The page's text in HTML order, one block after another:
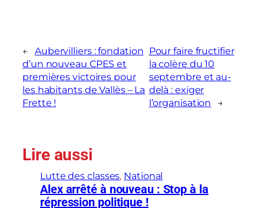
←
Aubervilliers : fondation
d’un nouveau CPES et
premières victoires pour
les habitants de Vallès – La
Frette !
Pour faire fructifier
la colère du 10
septembre et au-
delà : exiger
l’organisation
→
Lire aussi
Lutte des classes, National
Alex arrêté à nouveau : Stop à la
répression politique !